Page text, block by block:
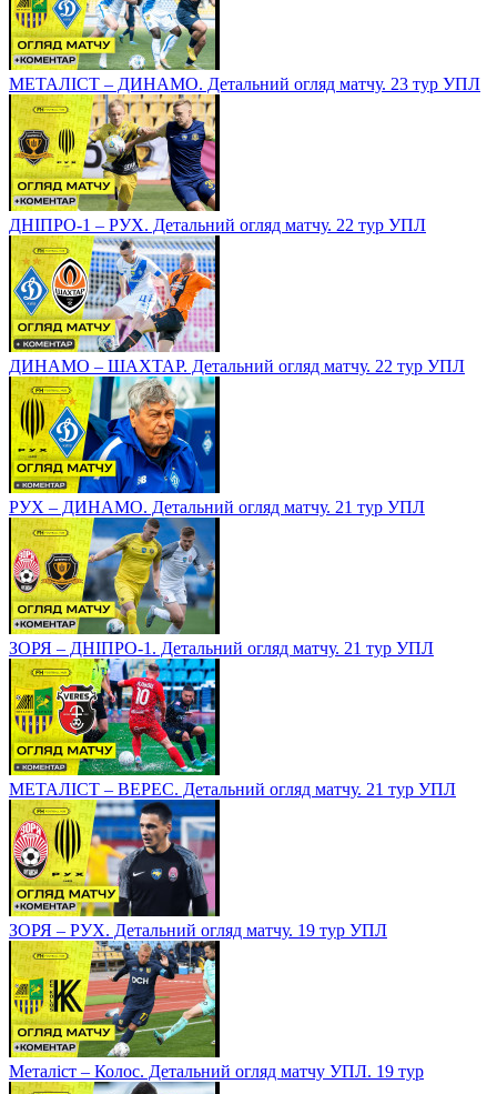
МЕТАЛІСТ – ДИНАМО. Детальний огляд матчу. 23 тур УПЛ
ДНІПРО-1 – РУХ. Детальний огляд матчу. 22 тур УПЛ
ДИНАМО – ШАХТАР. Детальний огляд матчу. 22 тур УПЛ
РУХ – ДИНАМО. Детальний огляд матчу. 21 тур УПЛ
ЗОРЯ – ДНІПРО-1. Детальний огляд матчу. 21 тур УПЛ
МЕТАЛІСТ – ВЕРЕС. Детальний огляд матчу. 21 тур УПЛ
ЗОРЯ – РУХ. Детальний огляд матчу. 19 тур УПЛ
Металіст – Колос. Детальний огляд матчу УПЛ. 19 тур